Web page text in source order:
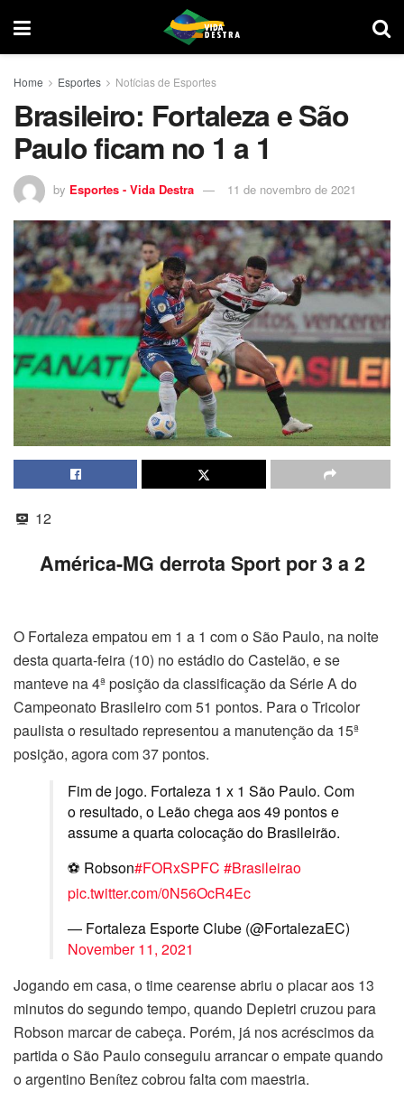
Home Esportes Notícias de Esportes
Brasileiro: Fortaleza e São
Paulo ficam no 1 a 1
by Esportes - Vida Destra 11 de novembro de 2021
12
América-MG derrota Sport por 3 a 2
O Fortaleza empatou em 1 a 1 com o São Paulo, na noite
desta quarta-feira (10) no estádio do Castelão, e se
manteve na 4ª posição da classificação da Série A do
Campeonato Brasileiro com 51 pontos. Para o Tricolor
paulista o resultado representou a manutenção da 15ª
posição, agora com 37 pontos.
Fim de jogo. Fortaleza 1 x 1 São Paulo. Com
o resultado, o Leão chega aos 49 pontos e
assume a quarta colocação do Brasileirão.
⚽️ Robson#FORxSPFC #Brasileirao
pic.twitter.com/0N56OcR4Ec
— Fortaleza Esporte Clube (@FortalezaEC)
November 11, 2021
Jogando em casa, o time cearense abriu o placar aos 13
minutos do segundo tempo, quando Depietri cruzou para
Robson marcar de cabeça. Porém, já nos acréscimos da
partida o São Paulo conseguiu arrancar o empate quando
o argentino Benítez cobrou falta com maestria.